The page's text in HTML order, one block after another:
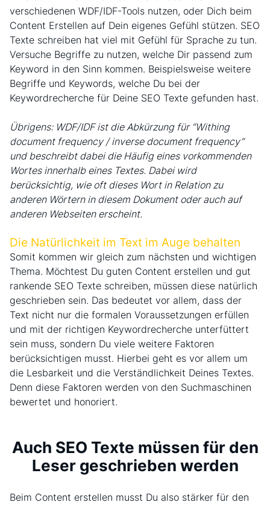
verschiedenen WDF/IDF-Tools nutzen, oder Dich beim
Content Erstellen auf Dein eigenes Gefühl stützen. SEO
Texte schreiben hat viel mit Gefühl für Sprache zu tun.
Versuche Begriffe zu nutzen, welche Dir passend zum
Keyword in den Sinn kommen. Beispielsweise weitere
Begriffe und Keywords, welche Du bei der
Keywordrecherche für Deine SEO Texte gefunden hast.
Übrigens: WDF/IDF ist die Abkürzung für “Withing
document frequency / inverse document frequency”
und beschreibt dabei die Häufig eines vorkommenden
Wortes innerhalb eines Textes. Dabei wird
berücksichtig, wie oft dieses Wort in Relation zu
anderen Wörtern in diesem Dokument oder auch auf
anderen Webseiten erscheint.
Die Natürlichkeit im Text im Auge behalten
Somit kommen wir gleich zum nächsten und wichtigen
Thema. Möchtest Du guten Content erstellen und gut
rankende SEO Texte schreiben, müssen diese natürlich
geschrieben sein. Das bedeutet vor allem, dass der
Text nicht nur die formalen Voraussetzungen erfüllen
und mit der richtigen Keywordrecherche unterfüttert
sein muss, sondern Du viele weitere Faktoren
berücksichtigen musst. Hierbei geht es vor allem um
die Lesbarkeit und die Verständlichkeit Deines Textes.
Denn diese Faktoren werden von den Suchmaschinen
bewertet und honoriert.
Auch SEO Texte müssen für den
Leser geschrieben werden
Beim Content erstellen musst Du also stärker für den